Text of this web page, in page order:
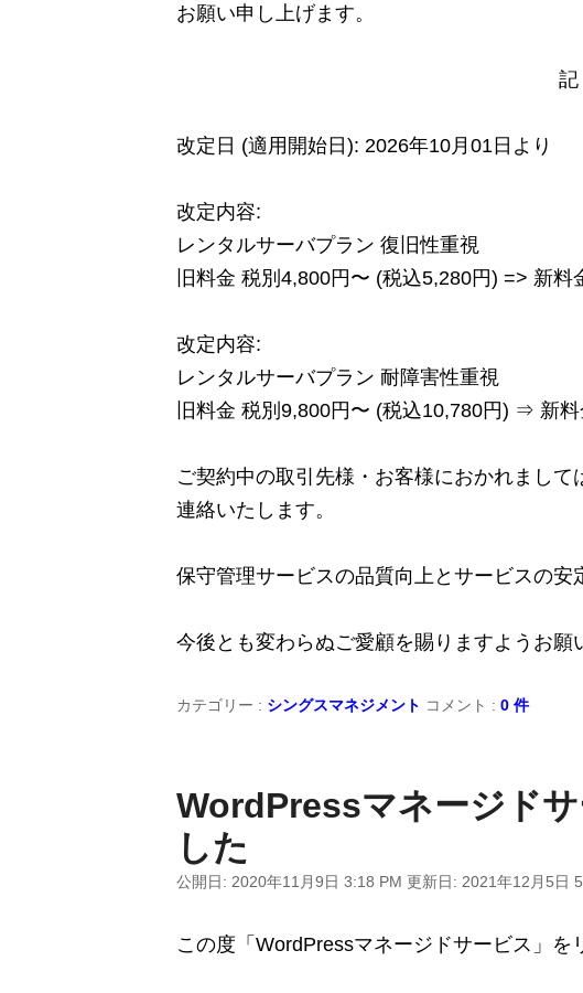
お願い申し上げます。
記
改定日 (適用開始日): 2026年10月01日より
改定内容:
レンタルサーバプラン 復旧性重視
旧料金 税別4,800円〜 (税込5,280円) => 新
改定内容:
レンタルサーバプラン 耐障害性重視
旧料金 税別9,800円〜 (税込10,780円) ⇒ 新
ご契約中の取引先様・お客様におかれまし
連絡いたします。
保守管理サービスの品質向上とサービスの安
今後とも変わらぬご愛顧を賜りますようお願
カテゴリー : シングスマネジメント コメント : 0 件
WordPressマネージド
した
公開日: 2020年11月9日 3:18 PM 更新日: 2021年12月5日
この度「WordPressマネージドサービス」を